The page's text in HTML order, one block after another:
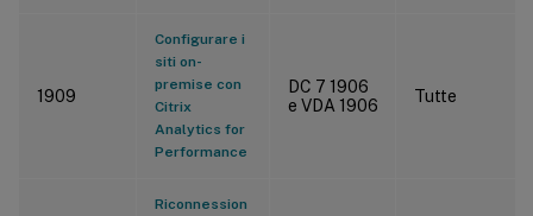
1909
Configurare i
siti on-
premise con
Citrix
Analytics for
Performance
DC 7 1906
e VDA 1906
Tutte
Riconnession